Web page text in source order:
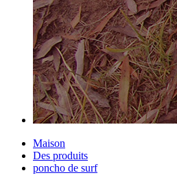
Maison
Des produits
poncho de surf